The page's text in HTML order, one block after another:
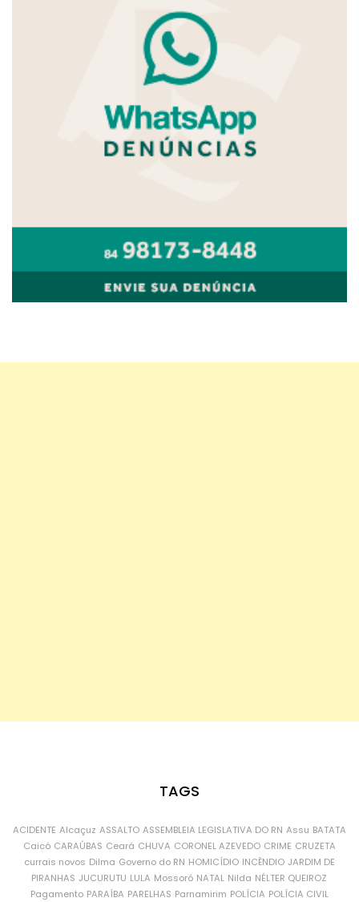
TAGS
ACIDENTE Alcaçuz ASSALTO ASSEMBLEIA LEGISLATIVA DO RN Assu BATATA
Caicó CARAÚBAS Ceará CHUVA CORONEL AZEVEDO CRIME CRUZETA
currais novos Dilma Governo do RN HOMICÍDIO INCÊNDIO JARDIM DE
PIRANHAS JUCURUTU LULA Mossoró NATAL Nilda NÉLTER QUEIROZ
Pagamento PARAÍBA PARELHAS Parnamirim POLÍCIA POLÍCIA CIVIL